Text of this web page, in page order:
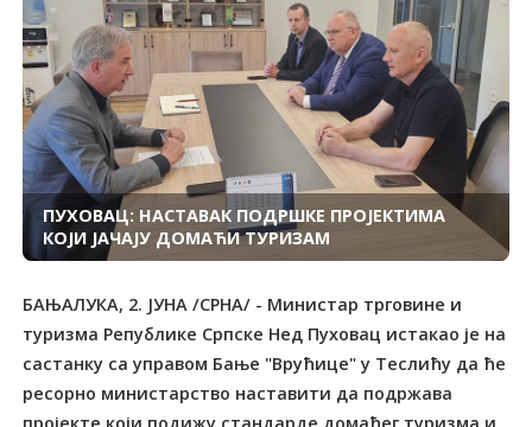
ПУХОВАЦ: НАСТАВАК ПОДРШКЕ ПРОЈЕКТИМА
КОЈИ ЈАЧАЈУ ДОМАЋИ ТУРИЗАМ
БАЊАЛУКА, 2. ЈУНА /СРНА/ - Министар трговине и
туризма Републике Српске Нед Пуховац истакао је на
састанку са управом Бање "Врућице" у Теслићу да ће
ресорно министарство наставити да подржава